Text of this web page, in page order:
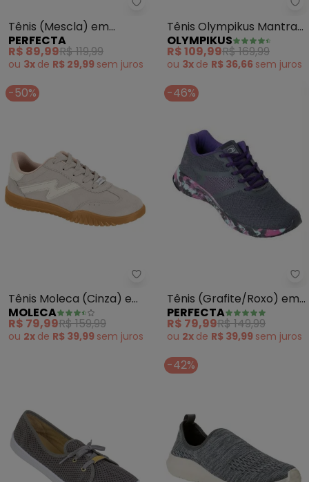
Perfecta - Tênis (Mescla) em
Tênis (Mescla) em
Tecido
PERFECTA
R$ 89,99R$ 119,99
ou 3x de R$ 29,99 sem juros
Tênis Olympikus Mantra
(Chumbo)
OLYMPIKUS
R$ 109,99R$ 169,99
ou 3x de R$ 36,66 sem juros
-50%
Moleca - Tênis Moleca (Cinza)
Tênis Moleca (Cinza) em
Camurça Sintética
MOLECA
R$ 79,99R$ 159,99
ou 2x de R$ 39,99 sem juros
-46%
Tênis (Grafite/Roxo) em
Sintético
PERFECTA
R$ 79,99R$ 149,99
ou 2x de R$ 39,99 sem juros
-42%